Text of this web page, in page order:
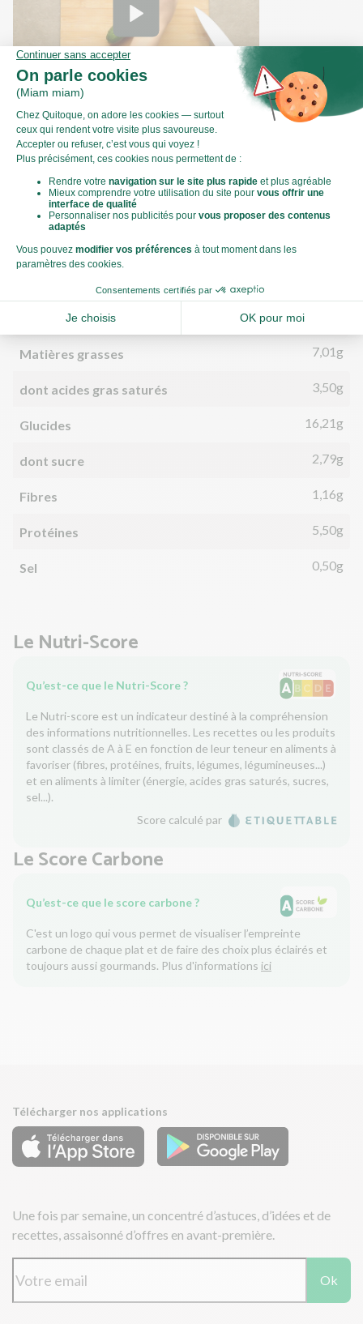
Comment couper une courgette en
rondelles ?
Valeurs nutritionnelles
Par personne
Énergie (kCal) 153kCal
Matières grasses 7,01g
dont acides gras saturés 3,50g
Glucides 16,21g
dont sucre 2,79g
Fibres 1,16g
Protéines 5,50g
Sel 0,50g
Le Nutri-Score
Qu’est-ce que le Nutri-Score ?
Le Nutri-score est un indicateur destiné à la compréhension
des informations nutritionnelles. Les recettes ou les produits
sont classés de A à E en fonction de leur teneur en aliments à
favoriser (fibres, protéines, fruits, légumes, légumineuses...)
et en aliments à limiter (énergie, acides gras saturés, sucres,
sel...).
Score calculé par
Le Score Carbone
Qu’est-ce que le score carbone ?
C'est un logo qui vous permet de visualiser l’empreinte
carbone de chaque plat et de faire des choix plus éclairés et
toujours aussi gourmands. Plus d'informations ici
Télécharger nos applications
Une fois par semaine, un concentré d’astuces, d’idées et de
recettes, assaisonné d’offres en avant-première.
Ok